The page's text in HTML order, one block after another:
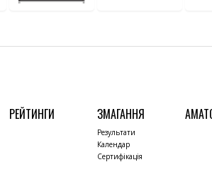
РЕЙТИНГИ ЗМАГАННЯ
Результати
Календар
Сертифікація